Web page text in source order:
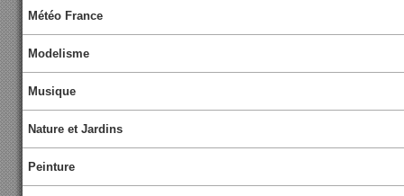
Météo France
Modelisme
Musique
Nature et Jardins
Peinture